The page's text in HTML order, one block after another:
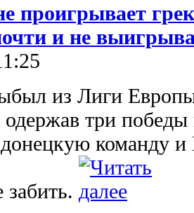
проигрывает
и не
из Лиги
одержав три
команду и